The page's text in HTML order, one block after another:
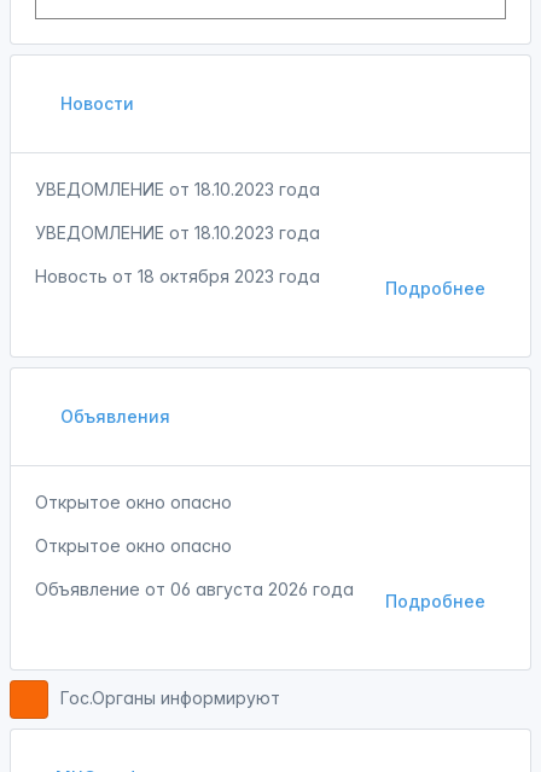
Новости
УВЕДОМЛЕНИЕ от 18.10.2023 года
УВЕДОМЛЕНИЕ от 18.10.2023 года
Подробнее
Новость от 18 октября 2023 года
Объявления
Открытое окно опасно
Открытое окно опасно
Подробнее
Объявление от 06 августа 2026 года
Гос.Органы информируют